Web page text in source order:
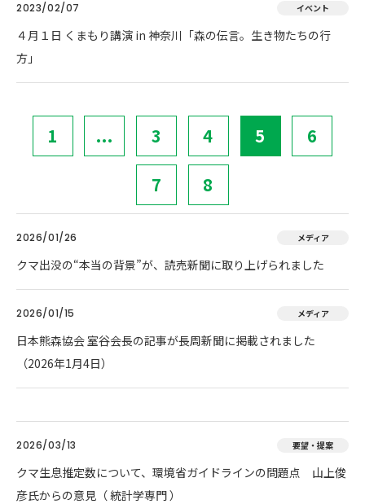
2023/02/07 イベント
４月１日 くまもり講演 in 神奈川「森の伝言。生き物たちの行
方」
1 ... 3 4 5 6
7 8
2026/01/26 メディア
クマ出没の“本当の背景”が、読売新聞に取り上げられました
2026/01/15 メディア
日本熊森協会 室谷会長の記事が長周新聞に掲載されました
（2026年1月4日）
2026/03/13 要望・提案
クマ生息推定数について、環境省ガイドラインの問題点 山上俊
彦氏からの意見（ 統計学専門 ）